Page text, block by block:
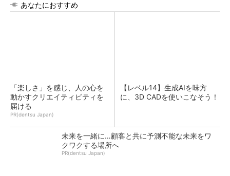
あなたにおすすめ
「楽しさ」を感じ、人の心を
動かすクリエイティビティを
届ける
PR(dentsu Japan)
【レベル14】生成AIを味方
に、3D CADを使いこなそう！
未来を一緒に…顧客と共に予測不能な未来をワ
クワクする場所へ
PR(dentsu Japan)